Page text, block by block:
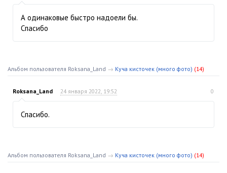
А одинаковые быстро надоели бы.
Спасибо
Альбом пользователя Roksana_Land → Куча кисточек (много фото) (14)
Roksana_Land 24 января 2022, 19:52 0
Спасибо.
Альбом пользователя Roksana_Land → Куча кисточек (много фото) (14)